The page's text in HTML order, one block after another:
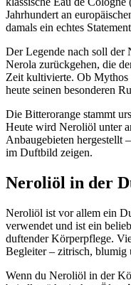
Jahrhundert an
damals ein echtes
Der Legende nach soll der
Nerola zurückgehen, die
Zeit kultivierte. Ob
heute seinen besonderen
Die Bitterorange stammt
Heute wird Neroliöl unter
Anbaugebieten hergestellt
im Duftbild zeigen.
Neroliöl in der
Neroliöl ist vor allem ein
verwendet und ist ein
duftender Körperpflege.
Begleiter – zitrisch, blumig
Wenn du Neroliöl in der